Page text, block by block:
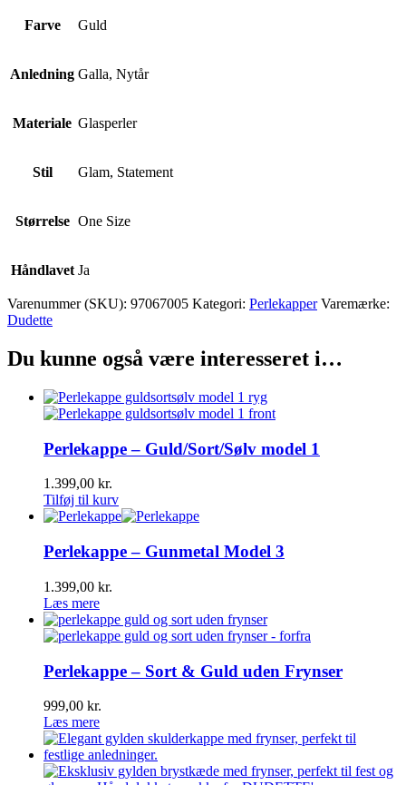
Farve Guld
Anledning Galla, Nytår
Materiale Glasperler
Stil Glam, Statement
Størrelse One Size
Håndlavet Ja
Varenummer (SKU): 97067005 Kategori: Perlekapper Varemærke:
Dudette
Du kunne også være interesseret i…
Perlekappe – Guld/Sort/Sølv model 1
1.399,00 kr.
Tilføj til kurv
Perlekappe – Gunmetal Model 3
1.399,00 kr.
Læs mere
Perlekappe – Sort & Guld uden Frynser
999,00 kr.
Læs mere